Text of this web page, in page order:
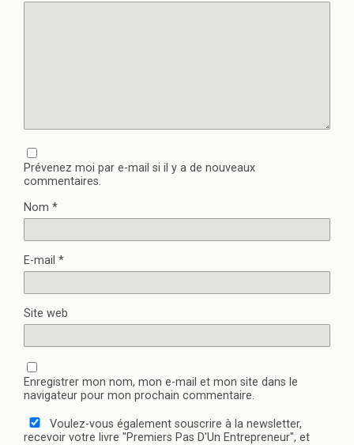
Prévenez moi par e-mail si il y a de nouveaux
commentaires.
Nom *
E-mail *
Site web
Enregistrer mon nom, mon e-mail et mon site dans le
navigateur pour mon prochain commentaire.
Voulez-vous également souscrire à la newsletter,
recevoir votre livre "Premiers Pas D'Un Entrepreneur", et